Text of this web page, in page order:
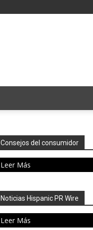
Consejos del consumidor
Leer Más
Noticias Hispanic PR Wire
Leer Más